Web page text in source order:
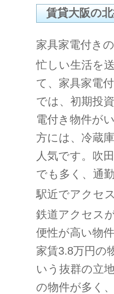
賃貸大阪の
家具家電付き
忙しい生活を
て、家具家電
では、初期投
電付き物件が
方には、冷蔵
人気です。吹
でも多く、通
駅近でアクセ
鉄道アクセス
便性が高い物
家賃3.8万円の
いう抜群の立
の物件が多く